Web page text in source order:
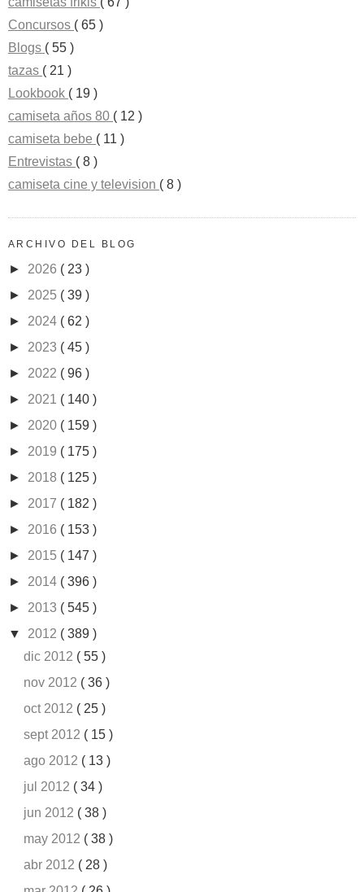
Concursos ( 65 )
Blogs ( 55 )
tazas ( 21 )
Lookbook ( 19 )
camiseta años 80 ( 12 )
camiseta bebe ( 11 )
Entrevistas ( 8 )
camiseta cine y television ( 8 )
ARCHIVO DEL BLOG
► 2026 ( 23 )
► 2025 ( 39 )
► 2024 ( 62 )
► 2023 ( 45 )
► 2022 ( 96 )
► 2021 ( 140 )
► 2020 ( 159 )
► 2019 ( 175 )
► 2018 ( 125 )
► 2017 ( 182 )
► 2016 ( 153 )
► 2015 ( 147 )
► 2014 ( 396 )
► 2013 ( 545 )
▼ 2012 ( 389 )
dic 2012 ( 55 )
nov 2012 ( 36 )
oct 2012 ( 25 )
sept 2012 ( 15 )
ago 2012 ( 13 )
jul 2012 ( 34 )
jun 2012 ( 38 )
may 2012 ( 38 )
abr 2012 ( 28 )